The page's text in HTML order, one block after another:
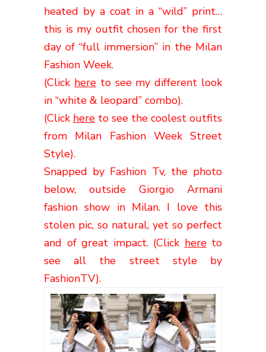
heated by a coat in a “wild” print…
this is my outfit chosen for the first
day of “full immersion” in the Milan
Fashion Week.
(Click hereto see my different look
in “white & leopard” combo).
(Click here to see the coolest outfits
from Milan Fashion Week Street
Style).
Snapped by Fashion Tv, the photo
below, outside Giorgio Armani
fashion show in Milan. I love this
stolen pic, so natural, yet so perfect
and of great impact. (Click hereto
see all the street style by
FashionTV).